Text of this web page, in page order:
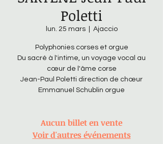
Poletti
lun. 25 mars
  |
Ajaccio
Polyphonies corses et orgue
Du sacré à l'intime, un voyage vocal au
cœur de l'âme corse
Jean-Paul Poletti direction de chœur
Emmanuel Schublin orgue
Aucun billet en vente
Voir d'autres événements